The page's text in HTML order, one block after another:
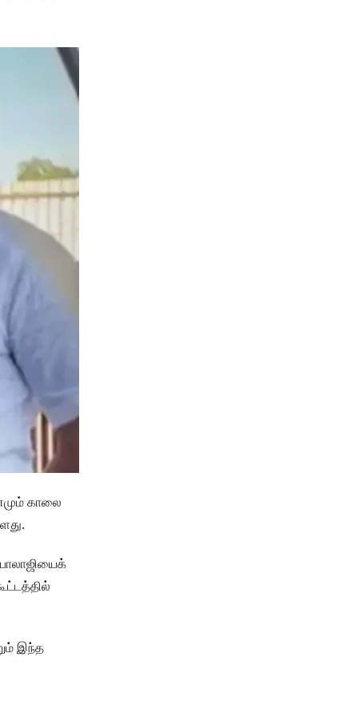
காலை
இந்த